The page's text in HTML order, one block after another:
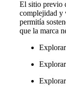
El sitio previo
complejidad y
permitía
que la marca